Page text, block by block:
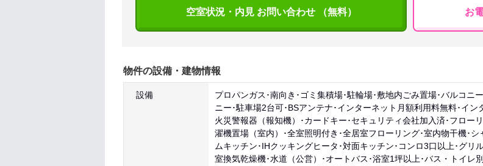
空室状況・内見 お問い合わせ （無料） お
物件の設備・建物情報
設備
プロパンガス･南向き･ゴミ集積場･駐輪場･敷地内ごみ置場･バルコニ
ニー･駐車場2台可･BSアンテナ･インターネット月額利用料無料･イ
火災警報器（報知機）･カードキー･セキュリティ会社加入済･フロー
濯機置場（室内）･全室照明付き･全居室フローリング･室内物干機･
ムキッチン･IHクッキングヒータ･対面キッチン･コンロ3口以上･グリ
室換気乾燥機･水道（公営）･オートバス･浴室1坪以上･バス・トイレ